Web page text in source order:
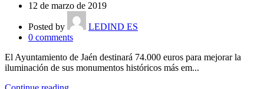
12 de marzo de 2019
Posted by
LEDIND ES
0 comments
El Ayuntamiento de Jaén destinará 74.000 euros para mejorar la
iluminación de sus monumentos históricos más em...